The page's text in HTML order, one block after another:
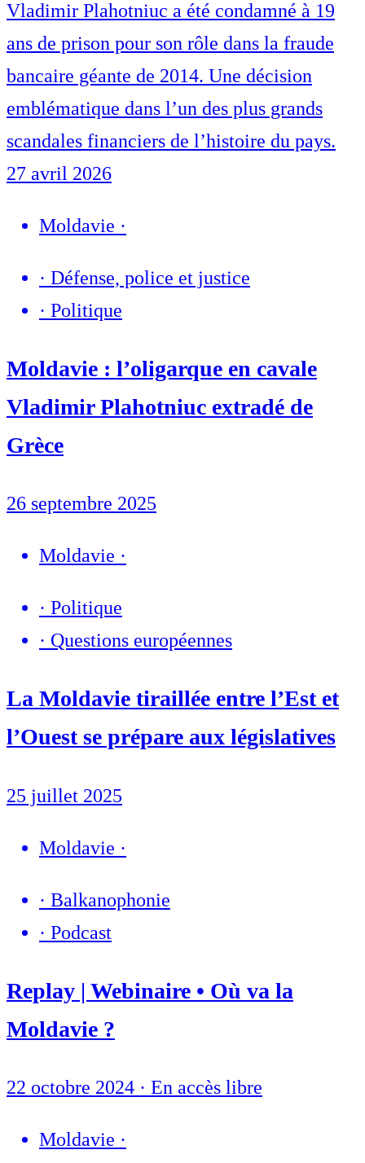
Vladimir Plahotniuc a été condamné à 19
ans de prison pour son rôle dans la fraude
bancaire géante de 2014. Une décision
emblématique dans l’un des plus grands
scandales financiers de l’histoire du pays.
27 avril 2026
Moldavie ·
· Défense, police et justice
· Politique
Moldavie : l’oligarque en cavale
Vladimir Plahotniuc extradé de
Grèce
26 septembre 2025
Moldavie ·
· Politique
· Questions européennes
La Moldavie tiraillée entre l’Est et
l’Ouest se prépare aux législatives
25 juillet 2025
Moldavie ·
· Balkanophonie
· Podcast
Replay | Webinaire • Où va la
Moldavie ?
22 octobre 2024 · En accès libre
Moldavie ·